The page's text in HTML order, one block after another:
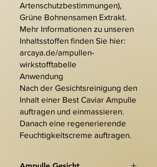
Artenschutzbestimmungen),
Grüne Bohnensamen Extrakt.
Mehr Informationen zu unseren
Inhaltsstoffen finden Sie hier:
arcaya.de/ampullen-
wirkstofftabelle
Anwendung
Nach der Gesichtsreinigung den
Inhalt einer Best Caviar Ampulle
auftragen und einmassieren.
Danach eine regenerierende
Feuchtigkeitscreme auftragen.